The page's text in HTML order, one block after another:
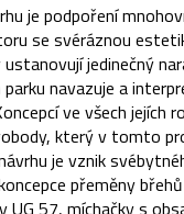
je podpoření
se svéráznou
jedinečný
navazuje a
ve všech jejích
který v tomto
je vznik
přeměny
UG 57, míchačky s